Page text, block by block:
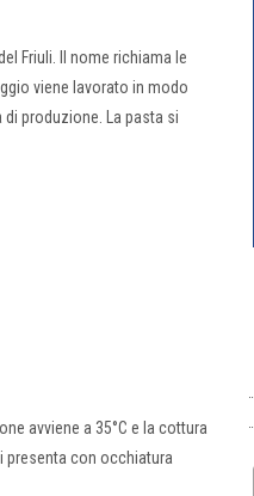
Friuli. Il nome richiama le
viene lavorato in modo
produzione. La pasta si
avviene a 35°C e la cottura
presenta con occhiatura